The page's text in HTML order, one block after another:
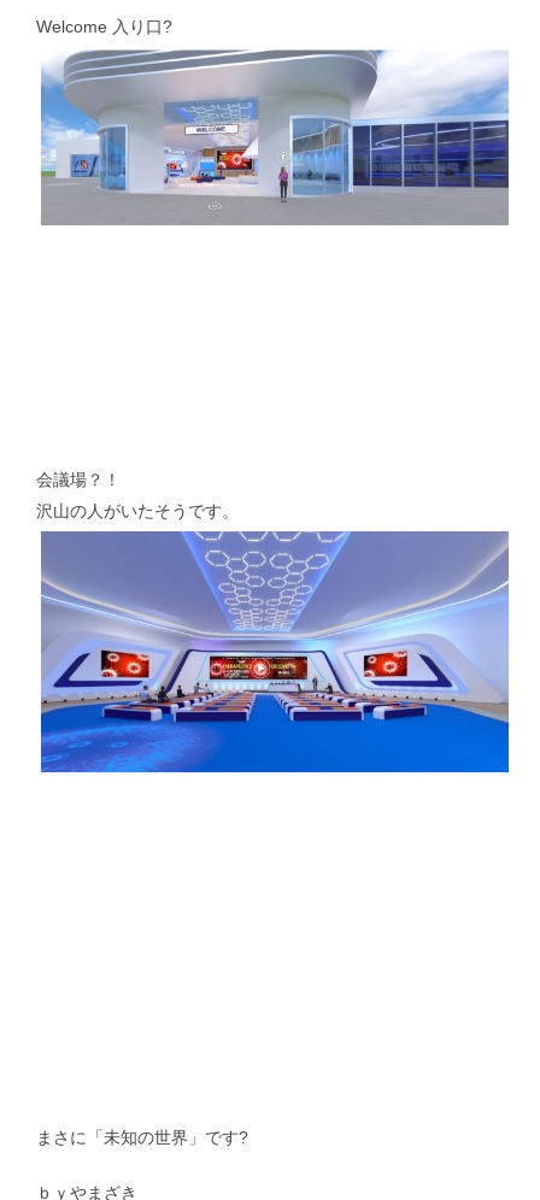
論文｜Publications
講演・学会発表等｜Presentations & Lectures
書籍｜Book
ロシア｜Russia｜中国｜China
その他｜Other
Welcome 入り口?
会議場？！
沢山の人がいたそうです。
まさに「未知の世界」です?
ｂｙやまざき